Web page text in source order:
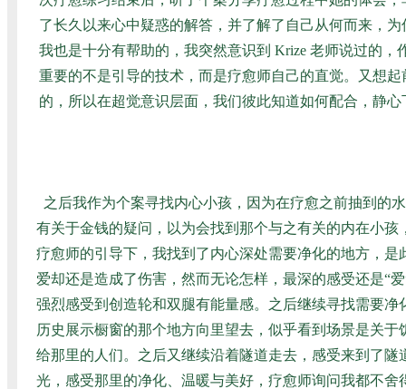
了长久以来心中疑惑的解答，并了解了自己从何而来，
我也是十分有帮助的，我突然意识到 Krize 老师说过的
重要的不是引导的技术，而是疗愈师自己的直觉。又想
的，所以在超觉意识层面，我们彼此知道如何配合，静
之后我作为个案寻找内心小孩，因为在疗愈之前抽到的
有关于金钱的疑问，以为会找到那个与之有关的内在小
疗愈师的引导下，我找到了内心深处需要净化的地方，
爱却还是造成了伤害，然而无论怎样，最深的感受还是“
强烈感受到创造轮和双腿有能量感。之后继续寻找需要
历史展示橱窗的那个地方向里望去，似乎看到场景是关
给那里的人们。之后又继续沿着隧道走去，感受来到了
光，感受那里的净化、温暖与美好，疗愈师询问我都不